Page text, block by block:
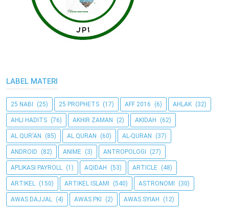
LABEL MATERI
25 NABI (25) 25 PROPHETS (17) AFF 2016 (6) AHLAK (32)
AHLI HADITS (76) AKHIR ZAMAN (2) AKIDAH (62)
AL QUR'AN (85) AL QURAN (60) AL-QURAN (37)
ANDROID (82) ANIME (3) ANTROPOLOGI (27)
APLIKASI PAYROLL (1) AQIDAH (53) ARTICLE (48)
ARTIKEL (150) ARTIKEL ISLAMI (540) ASTRONOMI (30)
AWAS DAJJAL (4) AWAS PKI (2) AWAS SYIAH (12)